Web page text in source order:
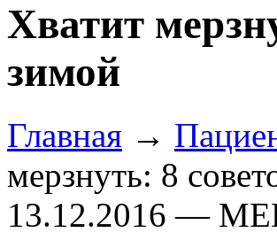
Хватит
зимой
Главная →
мерзнуть: 8
13.12.2016 —